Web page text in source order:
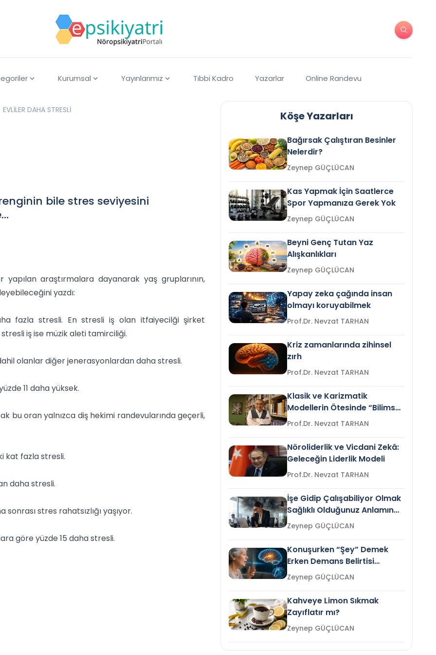
Kurumsal Yayınlarımız Tıbbi Kadro Yazarlar Online Randevu
EVLİLER DAHA STRESLİ
bile stres seviyesini
araştırmalara dayanarak yaş gruplarının,
yazdı:
fazla stresli. En stresli iş olan itfaiyecilği şirket
iş ise müzik aleti tamirciliği.
olanlar diğer jenerasyonlardan daha stresli.
11 daha yüksek.
bu oran yalnızca diş hekimi randevularında geçerli,
kat fazla stresli.
daha stresli.
stres rahatsızlığı yaşıyor.
göre yüzde 15 daha stresli.
Köşe Yazarları
Bağırsak Çalıştıran Besinler
Nelerdir?
Zeynep GÜÇLÜCAN
Kas Yapmak İçin Saatlerce
Spor Yapmanıza Gerek Yok
Zeynep GÜÇLÜCAN
Beyni Genç Tutan Yaz
Alışkanlıkları
Zeynep GÜÇLÜCAN
Yapay zeka çağında insan
olmayı koruyabilmek
Prof.Dr. Nevzat TARHAN
Kriz zamanlarında zihinsel
zırh
Prof.Dr. Nevzat TARHAN
Klasik ve Karizmatik
Modellerin Ötesinde “Bilimsel
Liderlik”
Prof.Dr. Nevzat TARHAN
Nöroliderlik ve Vicdani Zekâ:
Geleceğin Liderlik Modeli
Prof.Dr. Nevzat TARHAN
İşe Gidip Çalışabiliyor Olmak
Sağlıklı Olduğunuz Anlamına
Gelir mi?Zeynep GÜÇLÜCAN
Konuşurken “Şey” Demek
Erken Demans Belirtisi
Olabilir mi?Zeynep GÜÇLÜCAN
Kahveye Limon Sıkmak
Zayıflatır mı?
Zeynep GÜÇLÜCAN